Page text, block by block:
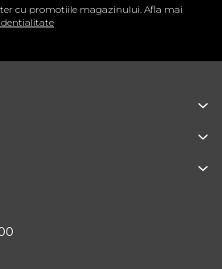
cu promotiile magazinului. Afla mai